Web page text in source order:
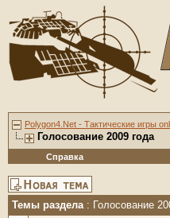
Polygon4.Net - Тактические игры
Голосование 2009 года
Справка
Темы раздела: Голосование